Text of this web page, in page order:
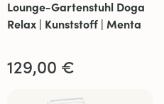
Lounge-Gartenstuhl Doga
Relax | Kunststoff | Menta
129,00 €